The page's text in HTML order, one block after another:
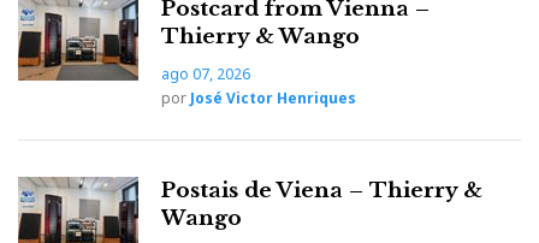
Postcard from Vienna –
Thierry & Wango
ago 07, 2026
por José Victor Henriques
Postais de Viena – Thierry &
Wango